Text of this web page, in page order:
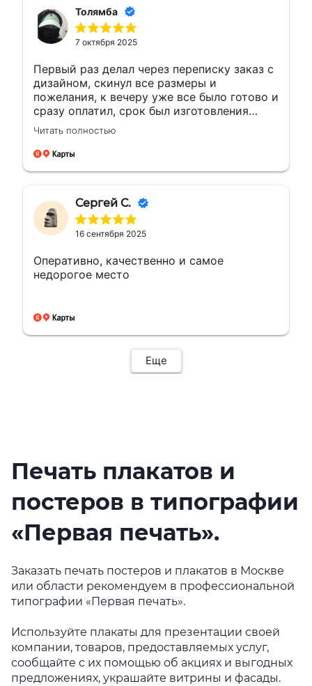
Толямба
7 октября 2025
Первый раз делал через переписку заказ с
дизайном, скинул все размеры и
пожелания, к вечеру уже все было готово и
сразу оплатил, срок был изготовления
большею...а сделали раньше на день, сразу
доехал и забрал, и отказалось что
самовывоз очень рядом с домом, был
обращаться ещё ! 🤝👍🏼🙌🏼
Читать полностью
Сергей С.
16 сентября 2025
Оперативно, качественно и самое
недорогое место
Еще
Печать плакатов и
постеров в типографии
«Первая печать».
Заказать печать постеров и плакатов в Москве
или области рекомендуем в профессиональной
типографии «Первая печать».
Используйте плакаты для презентации своей
компании, товаров, предоставляемых услуг,
сообщайте с их помощью об акциях и выгодных
предложениях, украшайте витрины и фасады.